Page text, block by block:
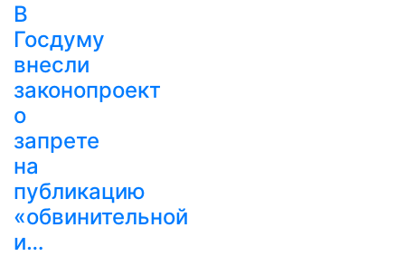
В
Госдуму
внесли
законопроект
о
запрете
на
публикацию
«обвинительной
и…